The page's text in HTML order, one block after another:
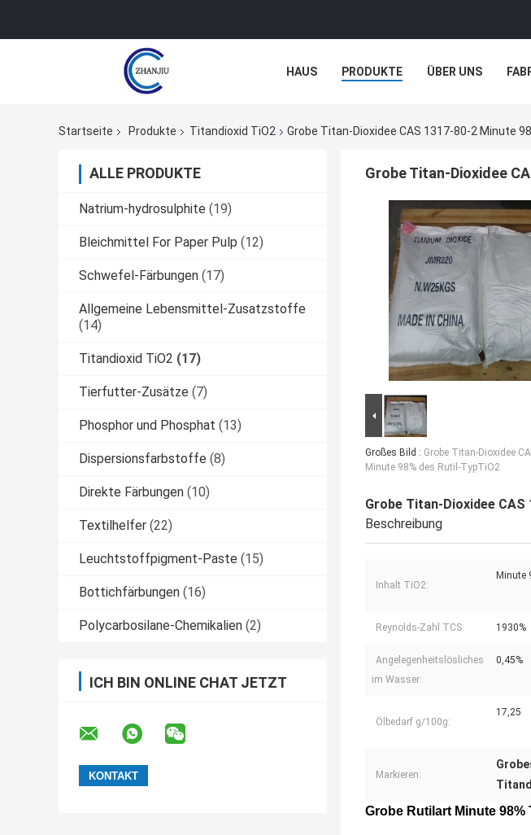
HAUS PRODUKTE ÜBER UNS
Startseite
Produkte Titandioxid TiO2 Grobe Titan-Dioxidee CAS 1317-80-2 Minute
ALLE PRODUKTE
Natrium-hydrosulphite (19)
Bleichmittel For Paper Pulp (12)
Schwefel-Färbungen (17)
Allgemeine Lebensmittel-Zusatzstoffe
(14)
Titandioxid TiO2 (17)
Tierfutter-Zusätze (7)
Phosphor und Phosphat (13)
Dispersionsfarbstoffe (8)
Direkte Färbungen (10)
Textilhelfer (22)
Leuchtstoffpigment-Paste (15)
Bottichfärbungen (16)
Polycarbosilane-Chemikalien (2)
ICH BIN ONLINE CHAT JETZT
Grobe Titan-Dioxidee
Großes Bild : Grobe Titan-Dioxidee
Minute 98% des Rutil-TypTiO2
Grobe Titan-Dioxidee CAS
Beschreibung
Inhalt TiO2:
Minute
Reynolds-Zahl TCS: 1930%
Angelegenheitslösliches
im Wasser:
0,45%
Ölbedarf g/100g:
17,25
Markieren:
Grobe Rutilart Minute 98%